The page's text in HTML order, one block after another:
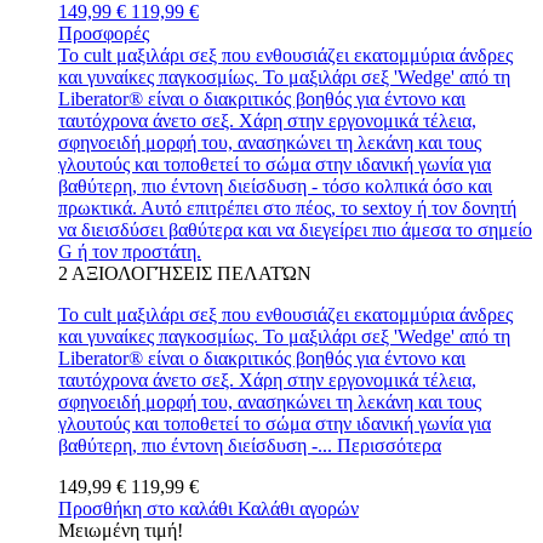
149,99 € 119,99 €
Προσφορές
Το cult μαξιλάρι σεξ που ενθουσιάζει εκατομμύρια άνδρες
και γυναίκες παγκοσμίως. Το μαξιλάρι σεξ 'Wedge' από τη
Liberator® είναι ο διακριτικός βοηθός για έντονο και
ταυτόχρονα άνετο σεξ. Χάρη στην εργονομικά τέλεια,
σφηνοειδή μορφή του, ανασηκώνει τη λεκάνη και τους
γλουτούς και τοποθετεί το σώμα στην ιδανική γωνία για
βαθύτερη, πιο έντονη διείσδυση - τόσο κολπικά όσο και
πρωκτικά. Αυτό επιτρέπει στο πέος, το sextoy ή τον δονητή
να διεισδύσει βαθύτερα και να διεγείρει πιο άμεσα το σημείο
G ή τον προστάτη.
2 ΑΞΙΟΛΟΓΉΣΕΙΣ ΠΕΛΑΤΏΝ
Το cult μαξιλάρι σεξ που ενθουσιάζει εκατομμύρια άνδρες
και γυναίκες παγκοσμίως. Το μαξιλάρι σεξ 'Wedge' από τη
Liberator® είναι ο διακριτικός βοηθός για έντονο και
ταυτόχρονα άνετο σεξ. Χάρη στην εργονομικά τέλεια,
σφηνοειδή μορφή του, ανασηκώνει τη λεκάνη και τους
γλουτούς και τοποθετεί το σώμα στην ιδανική γωνία για
βαθύτερη, πιο έντονη διείσδυση -... Περισσότερα
149,99 € 119,99 €
Προσθήκη στο καλάθι Καλάθι αγορών
Μειωμένη τιμή!